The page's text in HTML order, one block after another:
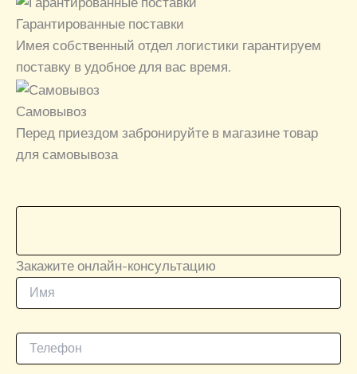
Гарантированные поставки
Имея собственный отдел логистики гарантируем
поставку в удобное для вас время.
Самовывоз
Перед приездом забронируйте в магазине товар
для самовывоза
Закажите онлайн-консультацию